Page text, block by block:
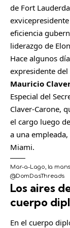
de Fort
eficiencia
liderazgo de
Hace algunos
expresidente
Mauricio
Especial del
Claver-Carone,
el cargo luego
a una
Miami.
Mar-a-Lago, la
@DomDasThreads
Los aires
cuerpo
En el cuerpo